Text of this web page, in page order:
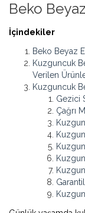
Beko
İçindekiler
Beko Beyaz
Kuzguncuk
Verilen
Kuzguncuk
Gezici
Çağrı